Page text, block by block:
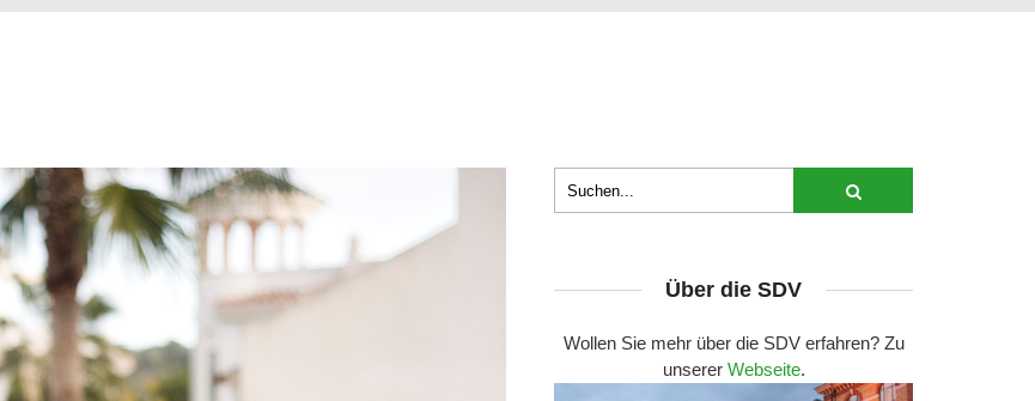
Über die SDV
Wollen Sie mehr über die SDV erfahren? Zu
unserer Webseite.